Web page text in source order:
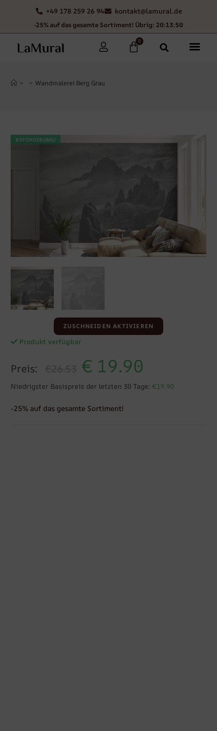
+49 178 259 26 94 kontakt@lamural.de
-25% auf das gesamte Sortiment! Übrig: 20:13:49
0
> > Wandmalerei Berg Grau
BEFÖRDERUNG!
ZUSCHNEIDEN AKTIVIEREN
Produkt verfügbar
Preis: €26.53 € 19.90
Niedrigster Basispreis der letzten 30 Tage: €19.90
-25% auf das gesamte Sortiment!